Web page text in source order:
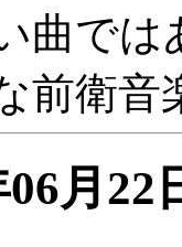
曲では
前衛音
月22